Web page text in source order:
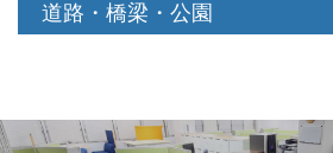
道路・橋梁・公園